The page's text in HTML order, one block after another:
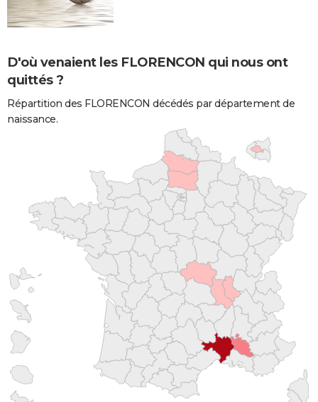
D'où venaient les FLORENCON qui nous ont
quittés ?
Répartition des FLORENCON décédés par département de
naissance.